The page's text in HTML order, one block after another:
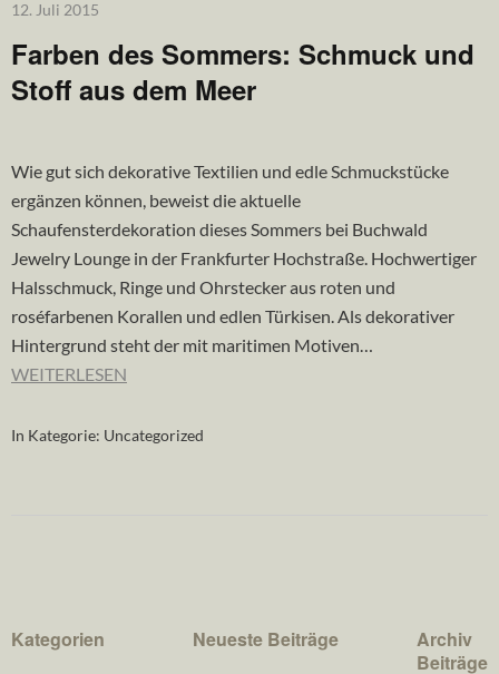
12. Juli 2015
Farben des Sommers: Schmuck und
Stoff aus dem Meer
Wie gut sich dekorative Textilien und edle Schmuckstücke
ergänzen können, beweist die aktuelle
Schaufensterdekoration dieses Sommers bei Buchwald
Jewelry Lounge in der Frankfurter Hochstraße. Hochwertiger
Halsschmuck, Ringe und Ohrstecker aus roten und
roséfarbenen Korallen und edlen Türkisen. Als dekorativer
Hintergrund steht der mit maritimen Motiven…
WEITERLESEN
In Kategorie: Uncategorized
Kategorien Neueste Beiträge
Archiv
Beiträge